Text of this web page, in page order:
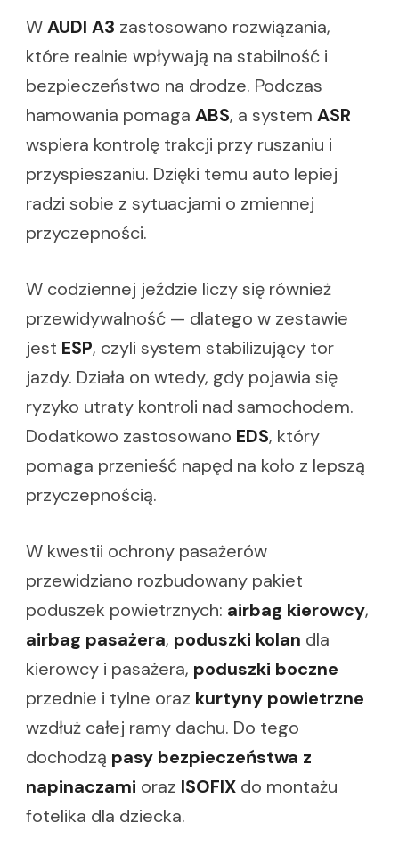
WAUDI A3 zastosowano rozwiązania,
które realnie wpływają na stabilność i
bezpieczeństwo na drodze. Podczas
hamowania pomaga ABS, a system ASR
wspiera kontrolę trakcji przy ruszaniu i
przyspieszaniu. Dzięki temu auto lepiej
radzi sobie z sytuacjami o zmiennej
przyczepności.
W codziennej jeździe liczy się również
przewidywalność — dlatego w zestawie
jest ESP, czyli system stabilizujący tor
jazdy. Działa on wtedy, gdy pojawia się
ryzyko utraty kontroli nad samochodem.
Dodatkowo zastosowano EDS, który
pomaga przenieść napęd na koło z lepszą
przyczepnością.
W kwestii ochrony pasażerów
przewidziano rozbudowany pakiet
poduszek powietrznych: airbag kierowcy,
airbag pasażera, poduszki kolan dla
kierowcy i pasażera, poduszki boczne
przednie i tylne oraz kurtyny powietrzne
wzdłuż całej ramy dachu. Do tego
dochodzą pasy bezpieczeństwa z
napinaczami oraz ISOFIX do montażu
fotelika dla dziecka.